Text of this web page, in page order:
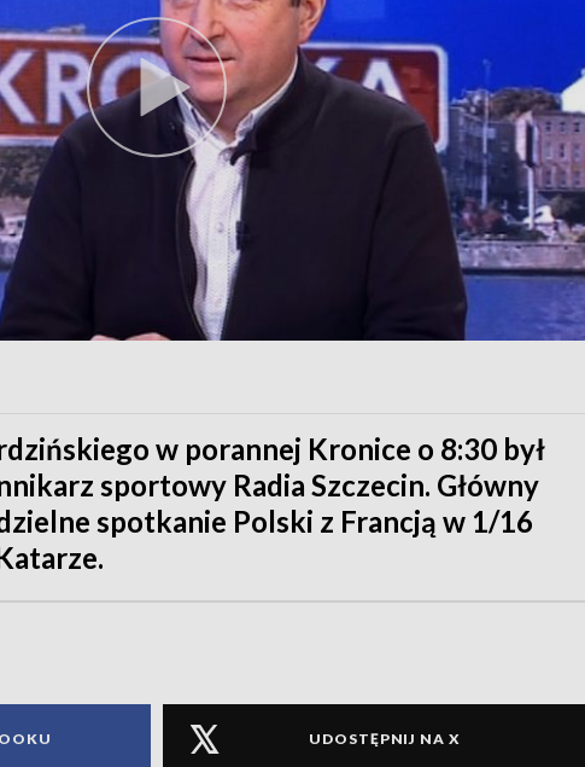
w porannej Kronice o 8:30 był
sportowy Radia Szczecin. Główny
spotkanie Polski z Francją w 1/16
UDOSTĘPNIJ NA X